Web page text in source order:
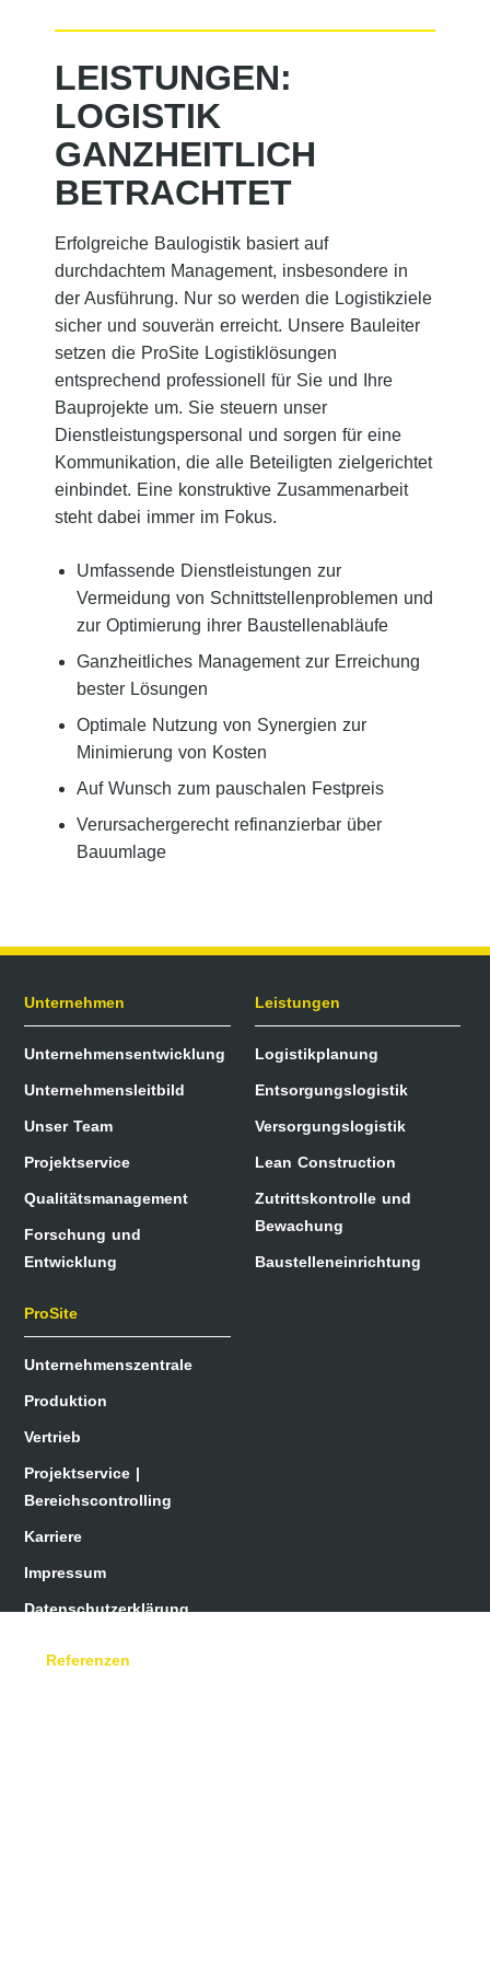
LEISTUNGEN:
LOGISTIK
GANZHEITLICH
BETRACHTET
Erfolgreiche Baulogistik basiert auf
durchdachtem Management, insbesondere in
der Ausführung. Nur so werden die Logistikziele
sicher und souverän erreicht. Unsere Bauleiter
setzen die ProSite Logistiklösungen
entsprechend professionell für Sie und Ihre
Bauprojekte um. Sie steuern unser
Dienstleistungspersonal und sorgen für eine
Kommunikation, die alle Beteiligten zielgerichtet
einbindet. Eine konstruktive Zusammenarbeit
steht dabei immer im Fokus.
Umfassende Dienstleistungen zur
Vermeidung von Schnittstellenproblemen und
zur Optimierung ihrer Baustellenabläufe
Ganzheitliches Management zur Erreichung
bester Lösungen
Optimale Nutzung von Synergien zur
Minimierung von Kosten
Auf Wunsch zum pauschalen Festpreis
Verursachergerecht refinanzierbar über
Bauumlage
Unternehmen
Unternehmensentwicklung
Unternehmensleitbild
Unser Team
Projektservice
Qualitätsmanagement
Forschung und
Entwicklung
Leistungen
Logistikplanung
Entsorgungslogistik
Versorgungslogistik
Lean Construction
Zutrittskontrolle und
Bewachung
Baustelleneinrichtung
ProSite
Unternehmenszentrale
Produktion
Vertrieb
Projektservice |
Bereichscontrolling
Karriere
Impressum
Datenschutzerklärung
Referenzen